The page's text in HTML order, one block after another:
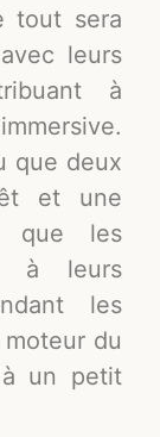
tout sera
leurs
à
que deux
et une
que les
à leurs
les
du
un petit